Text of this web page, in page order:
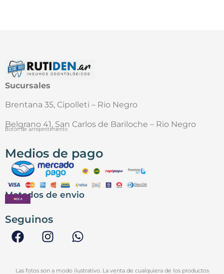
Sucursales
Brentana 35, Cipolleti – Rio Negro
Belgrano 41, San Carlos de Bariloche – Rio Negro
Botón de arrepentimiento
Medios de pago
Metodos de envio
Seguinos
Las fotos son a modo ilustrativo. La venta de cualquiera de los productos